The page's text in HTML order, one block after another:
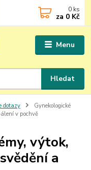
Menu
Hledat
0 ks
za 0 Kč
dotazy
Gynekologické
v pochvě
výtok,
a